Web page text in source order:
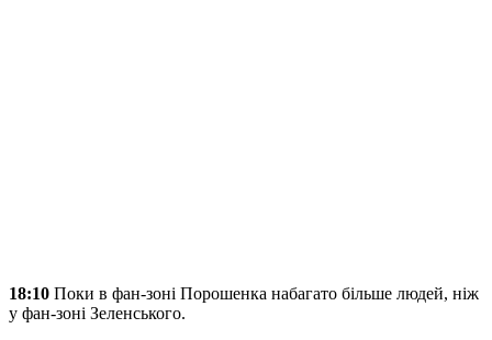
18:10 Поки в фан-зоні Порошенка набагато більше людей, ніж
у фан-зоні Зеленського.